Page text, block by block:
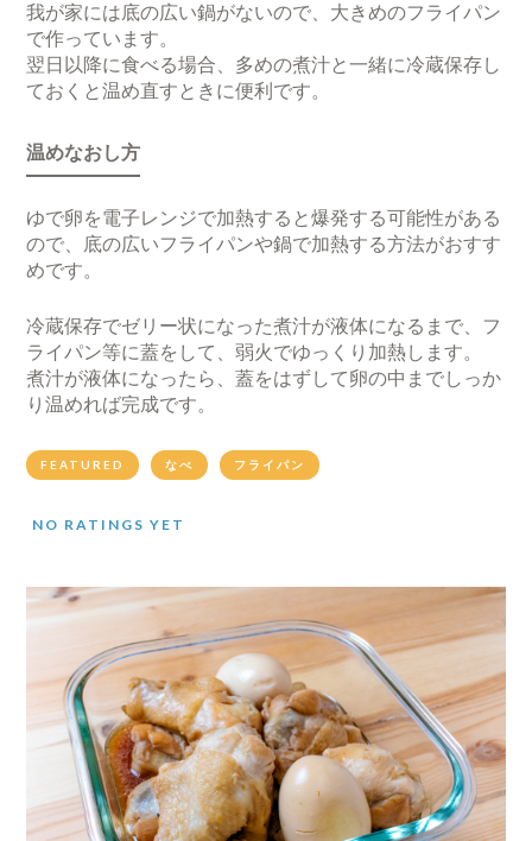
我が家には底の広い鍋がないので、大きめのフライパン
で作っています。
翌日以降に食べる場合、多めの煮汁と一緒に冷蔵保存し
ておくと温め直すときに便利です。
温めなおし方
ゆで卵を電子レンジで加熱すると爆発する可能性がある
ので、底の広いフライパンや鍋で加熱する方法がおすす
めです。
冷蔵保存でゼリー状になった煮汁が液体になるまで、フ
ライパン等に蓋をして、弱火でゆっくり加熱します。
煮汁が液体になったら、蓋をはずして卵の中までしっか
り温めれば完成です。
FEATURED なべ フライパン
NO RATINGS YET